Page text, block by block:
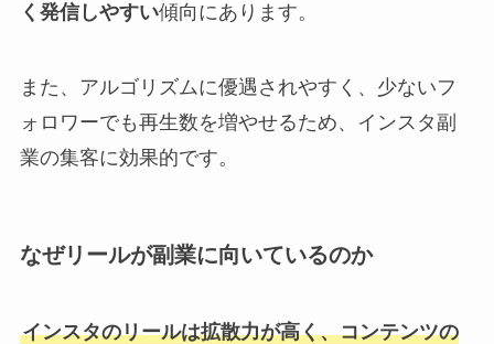
く発信しやすい傾向にあります。
また、アルゴリズムに優遇されやすく、少ないフ
ォロワーでも再生数を増やせるため、インスタ副
業の集客に効果的です。
なぜリールが副業に向いているのか
インスタのリールは拡散力が高く、コンテンツの